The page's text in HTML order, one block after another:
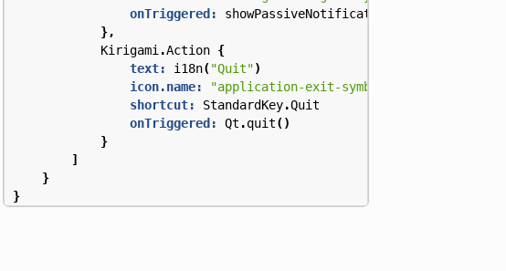
onTriggered:
showPassiveNotification
},
Kirigami .Action {
text:
i18n("Quit")
icon.name:
"application-exit-symbolic"
shortcut:
StandardKey.Quit
onTriggered:
Qt .quit()
}
]
}
}